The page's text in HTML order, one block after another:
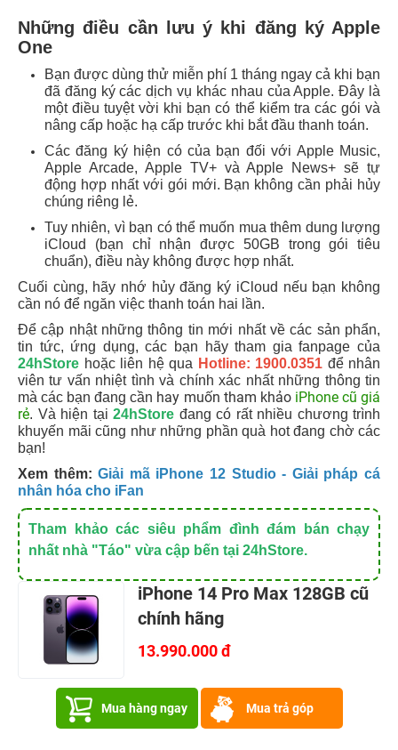
Những điều cần lưu ý khi đăng ký Apple
One
Bạn được dùng thử miễn phí 1 tháng ngay cả khi bạn
đã đăng ký các dịch vụ khác nhau của Apple. Đây là
một điều tuyệt vời khi bạn có thể kiểm tra các gói và
nâng cấp hoặc hạ cấp trước khi bắt đầu thanh toán.
Các đăng ký hiện có của bạn đối với Apple Music,
Apple Arcade, Apple TV+ và Apple News+ sẽ tự
động hợp nhất với gói mới. Bạn không cần phải hủy
chúng riêng lẻ.
Tuy nhiên, vì bạn có thể muốn mua thêm dung lượng
iCloud (bạn chỉ nhận được 50GB trong gói tiêu
chuẩn), điều này không được hợp nhất.
Cuối cùng, hãy nhớ hủy đăng ký iCloud nếu bạn không
cần nó để ngăn việc thanh toán hai lần.
Để cập nhật những thông tin mới nhất về các sản phẩn,
tin tức, ứng dụng, các bạn hãy tham gia fanpage của
24hStore hoặc liên hệ qua Hotline: 1900.0351 để nhân
viên tư vấn nhiệt tình và chính xác nhất những thông tin
mà các bạn đang cần hay muốn tham khảo iPhone cũ giá
rẻ. Và hiện tại 24hStore đang có rất nhiều chương trình
khuyến mãi cũng như những phần quà hot đang chờ các
bạn!
Xem thêm:Giải mã iPhone 12 Studio - Giải pháp cá
nhân hóa cho iFan
Tham khảo các siêu phẩm đình đám bán chạy
nhất nhà "Táo" vừa cập bến tại 24hStore.
iPhone 14 Pro Max 128GB cũ
chính hãng
13.990.000 đ
Mua hàng ngay Mua trả góp